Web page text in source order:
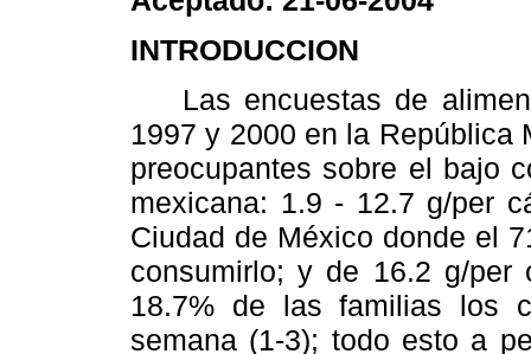
INTRODUCCION
Las encuestas de
1997 y 2000 en la República
preocupantes sobre el bajo
mexicana: 1.9 - 12.7 g/per
Ciudad de México donde el
consumirlo; y de 16.2 g/
18.7% de las familias los
semana (1-3); todo esto a